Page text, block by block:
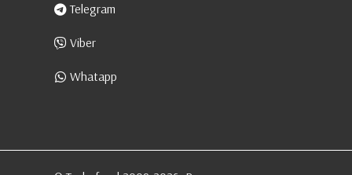
Telegram
Viber
Whatapp